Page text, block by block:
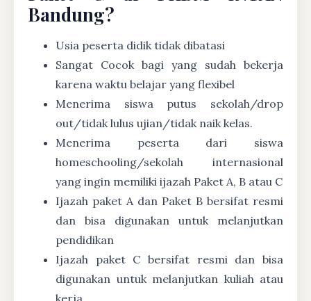
Bandung?
Usia peserta didik tidak dibatasi
Sangat Cocok bagi yang sudah bekerja
karena waktu belajar yang flexibel
Menerima siswa putus sekolah/drop
out/tidak lulus ujian/tidak naik kelas.
Menerima peserta dari siswa
homeschooling/sekolah internasional
yang ingin memiliki ijazah Paket A, B atau C
Ijazah paket A dan Paket B bersifat resmi
dan bisa digunakan untuk melanjutkan
pendidikan
Ijazah paket C bersifat resmi dan bisa
digunakan untuk melanjutkan kuliah atau
kerja